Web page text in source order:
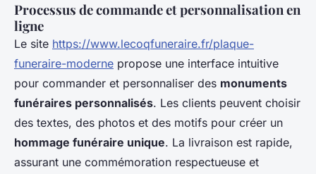
Processus de commande et personnalisation en
ligne
Le site https://www.lecoqfuneraire.fr/plaque-
funeraire-moderne propose une interface intuitive
pour commander et personnaliser des monuments
funéraires personnalisés. Les clients peuvent choisir
des textes, des photos et des motifs pour créer un
hommage funéraire unique. La livraison est rapide,
assurant une commémoration respectueuse et